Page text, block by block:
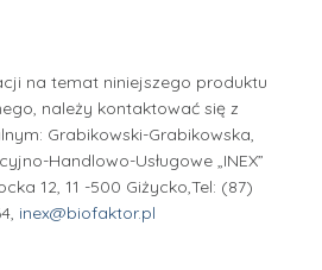
na temat niniejszego produktu
należy kontaktować się z
Grabikowski-Grabikowska,
Handlowo-Usługowe „INEX”
12, 11 -500 Giżycko,Tel: (87)
inex@biofaktor.pl